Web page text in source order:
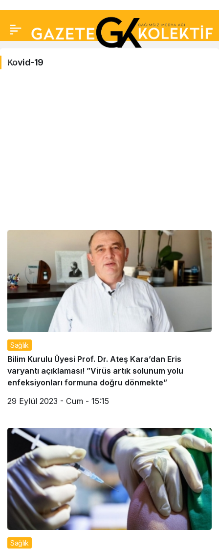
Kovid-
Kovid-19
Sağlık
Bilim Kurulu Üyesi Prof. Dr. Ateş Kara’dan Eris
varyantı açıklaması! ”Virüs artık solunum yolu
enfeksiyonları formuna doğru dönmekte”
29 Eylül 2023 - Cum - 15:15
Sağlık